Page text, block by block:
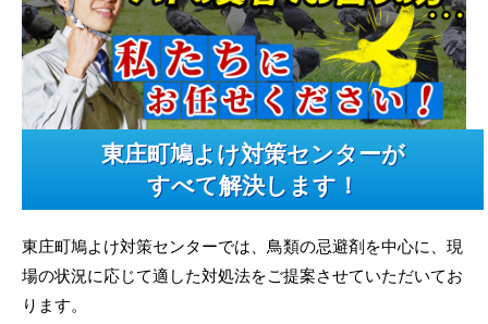
東庄町鳩よけ対策センターが
すべて解決します！
東庄町鳩よけ対策センターでは、鳥類の忌避剤を中心に、現
場の状況に応じて適した対処法をご提案させていただいてお
ります。